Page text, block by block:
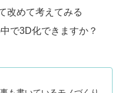
改めて考えてみる
で3D化できますか？